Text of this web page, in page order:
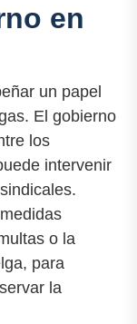
en
un papel
El gobierno
los
intervenir
o la
para
la